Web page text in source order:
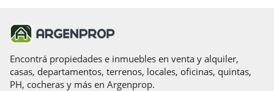
Encontrá propiedades e inmuebles en venta y alquiler,
casas, departamentos, terrenos, locales, oficinas, quintas,
PH, cocheras y más en Argenprop.